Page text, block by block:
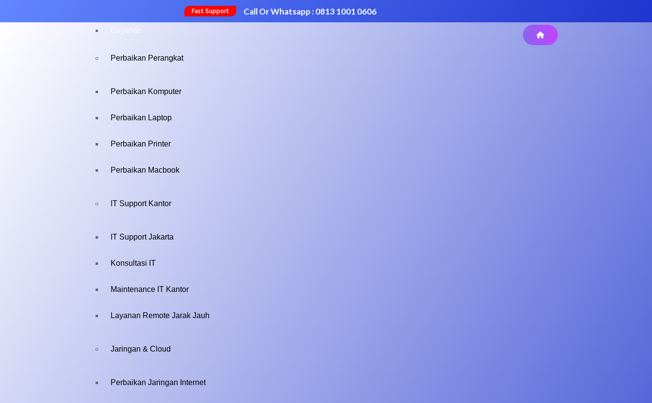
Fast Support Call Or Whatsapp : 0813 1001 0606
Layanan
Perbaikan Perangkat
Perbaikan Komputer
Perbaikan Laptop
Perbaikan Printer
Perbaikan Macbook
IT Support Kantor
IT Support Jakarta
Konsultasi IT
Maintenance IT Kantor
Layanan Remote Jarak Jauh
Jaringan & Cloud
Perbaikan Jaringan Internet